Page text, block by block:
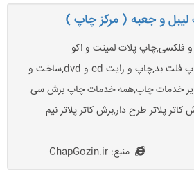
لیبل و جعبه ( مرکز چاپ )
فلکسی,چاپ پلات لمینت و اکو
سالونت,چاپ دیجیتال,چاپ فلت بد,چاپ و رایت cd و dvd,ساخت و
خدمات چاپ,همه خدمات چاپ برش سی
پلاتر طرح دار,برش کاتر پلاتر نیم
منبع: ChapGozin.ir